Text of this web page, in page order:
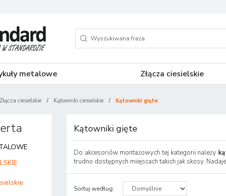
metalowe Złącza ciesielskie
Złącza ciesielskie / Kątowniki ciesielskie / Kątowniki gięte
Kątowniki gięte
Do akcesoriów montażowych tej kategorii należy
trudno dostępnych miejscach takich jak skosy.
Sortuj według: